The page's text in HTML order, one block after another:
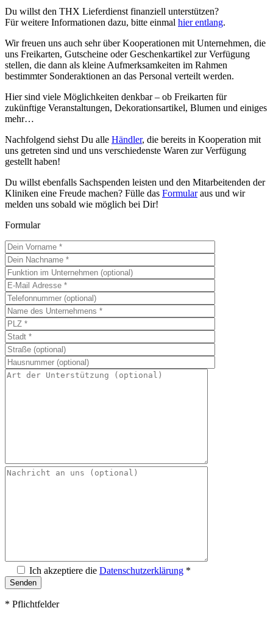
Du willst den THX Lieferdienst finanziell unterstützen?
Für weitere Informationen dazu, bitte einmal hier entlang.
Wir freuen uns auch sehr über Kooperationen mit Unternehmen, die
uns Freikarten, Gutscheine oder Geschenkartikel zur Verfügung
stellen, die dann als kleine Aufmerksamkeiten im Rahmen
bestimmter Sonderaktionen an das Personal verteilt werden.
Hier sind viele Möglichkeiten denkbar – ob Freikarten für
zukünftige Veranstaltungen, Dekorationsartikel, Blumen und einiges
mehr…
Nachfolgend siehst Du alle Händler, die bereits in Kooperation mit
uns getreten sind und uns verschiedenste Waren zur Verfügung
gestellt haben!
Du willst ebenfalls Sachspenden leisten und den Mitarbeitenden der
Kliniken eine Freude machen? Fülle das Formularaus und wir
melden uns sobald wie möglich bei Dir!
Formular
Ich akzeptiere die Datenschutzerklärung *
* Pflichtfelder